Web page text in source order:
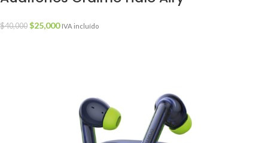
$40,000 $25,000 IVA incluído